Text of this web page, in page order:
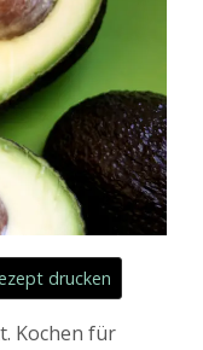
drucken
Kochen für